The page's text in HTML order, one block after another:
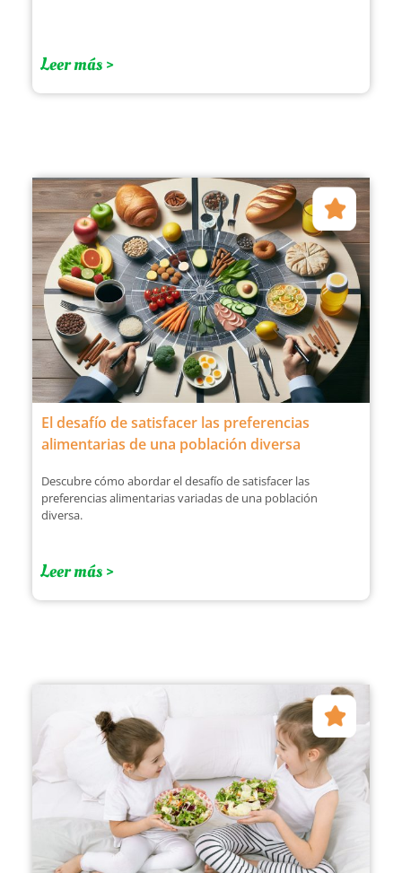
Leer más >
El desafío de satisfacer las preferencias
alimentarias de una población diversa
Descubre cómo abordar el desafío de satisfacer las
preferencias alimentarias variadas de una población
diversa.
Leer más >